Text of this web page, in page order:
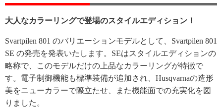
大人なカラーリングで登場のスタイルエディション！
Svartpilen 801 のバリエーションモデルとして、Svartpilen 801
SE の発売を発表いたします。SEはスタイルエディションの
略称で、このモデルだけの上品なカラーリングが特徴で
す。電子制御機能も標準装備が追加され、Husqvarnaの造形
美をニューカラーで際立たせ、また機能面での充実化を図
りました。